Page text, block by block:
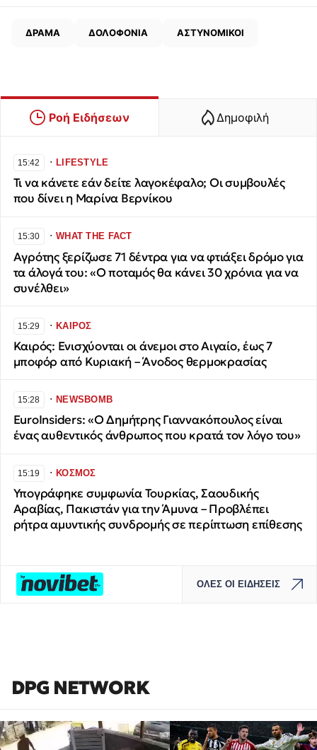
ΔΡΑΜΑ ΔΟΛΟΦΟΝΙΑ ΑΣΤΥΝΟΜΙΚΟΙ
Ροή Ειδήσεων Δημοφιλή
15:42 ∙LIFESTYLE
Τι να κάνετε εάν δείτε λαγοκέφαλο; Οι συμβουλές
που δίνει η Μαρίνα Βερνίκου
15:30 ∙WHAT THE FACT
Αγρότης ξερίζωσε 71 δέντρα για να φτιάξει δρόμο για
τα άλογά του: «Ο ποταμός θα κάνει 30 χρόνια για να
συνέλθει»
15:29 ∙ΚΑΙΡΟΣ
Καιρός: Ενισχύονται οι άνεμοι στο Αιγαίο, έως 7
μποφόρ από Κυριακή – Άνοδος θερμοκρασίας
15:28 ∙NEWSBOMB
EuroInsiders: «Ο Δημήτρης Γιαννακόπουλος είναι
ένας αυθεντικός άνθρωπος που κρατά τον λόγο του»
15:19 ∙ΚΟΣΜΟΣ
Υπογράφηκε συμφωνία Τουρκίας, Σαουδικής
Αραβίας, Πακιστάν για την Άμυνα – Προβλέπει
ρήτρα αμυντικής συνδρομής σε περίπτωση επίθεσης
ΟΛΕΣ ΟΙ ΕΙΔΗΣΕΙΣ
DPG NETWORK